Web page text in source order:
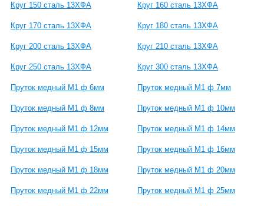
Круг 150 сталь 13ХФА Круг 160 сталь 13ХФА
Круг 170 сталь 13ХФА Круг 180 сталь 13ХФА
Круг 200 сталь 13ХФА Круг 210 сталь 13ХФА
Круг 250 сталь 13ХФА Круг 300 сталь 13ХФА
Пруток медный М1 ф 6мм Пруток медный М1 ф 7мм
Пруток медный М1 ф 8мм Пруток медный М1 ф 10мм
Пруток медный М1 ф 12мм Пруток медный М1 ф 14мм
Пруток медный М1 ф 15мм Пруток медный М1 ф 16мм
Пруток медный М1 ф 18мм Пруток медный М1 ф 20мм
Пруток медный М1 ф 22мм Пруток медный М1 ф 25мм